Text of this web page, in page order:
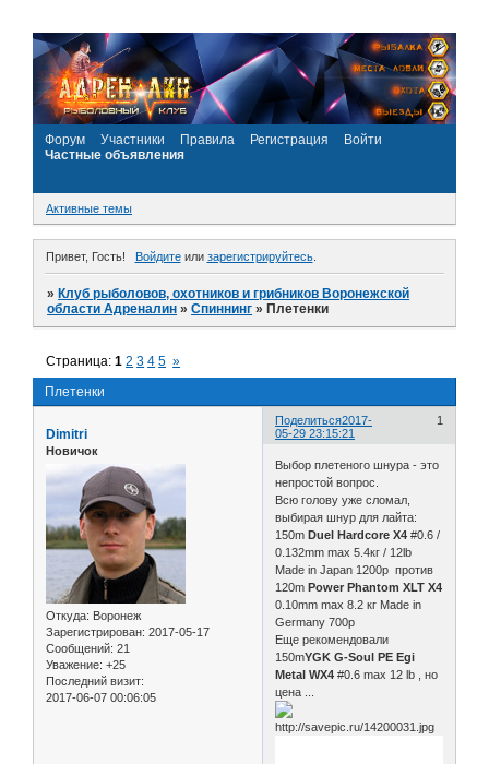
Форум Участники Правила Регистрация
Войти
Частные объявления
Активные темы
Привет, Гость! Войдитеили зарегистрируйтесь.
»Клуб рыболовов, охотников и грибников Воронежской
области Адреналин »Спиннинг »Плетенки
Плетенки
Страница:1 2 3 4 5 »
Поделиться 1
2017-
05-29 23:15:21
Dimitri
Новичок
Откуда: Воронеж
Зарегистрирован: 2017-05-17
Сообщений: 21
Уважение: +25
Последний визит:
2017-06-07 00:06:05
Выбор плетеного шнура - это
непростой вопрос.
Всю голову уже сломал,
выбирая шнур для лайта:
150m Duel Hardcore X4#0.6 /
0.132mm max 5.4кг / 12lb
Made in Japan 1200р против
120m Power Phantom XLT Х4
0.10mm max 8.2 кг Made in
Germany 700р
Еще рекомендовали
150mYGK G-Soul PE Egi
Metal WX4 #0.6 max 12 lb , но
цена ...